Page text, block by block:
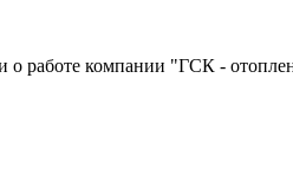
работе компании "ГСК -